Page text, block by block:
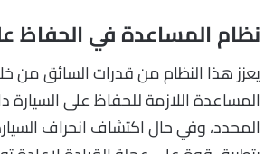
نظام المساعدة في الحفاظ
يعزز هذا النظام من قدرات السائق من
المساعدة اللازمة للحفاظ على السيارة
المحدد، وفي حال اكتشاف انحراف